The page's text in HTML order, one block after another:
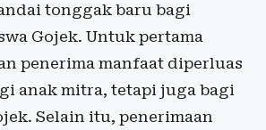
tonggak baru bagi
Gojek. Untuk pertama
penerima manfaat diperluas
anak mitra, tetapi juga bagi
Selain itu, penerimaan